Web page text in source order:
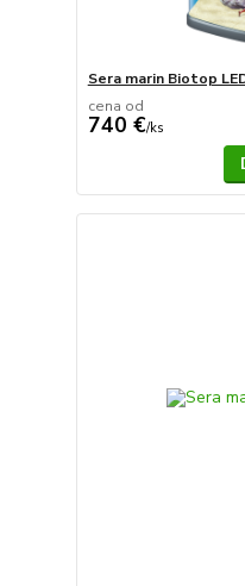
Sera marin Biotop
cena od
740 €/ks